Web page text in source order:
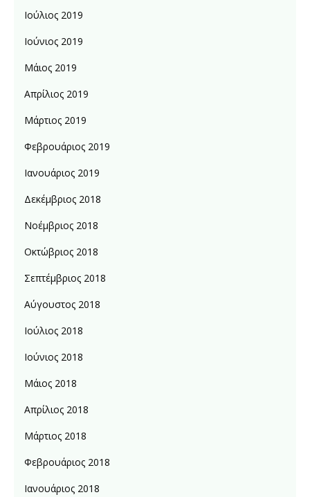
Ιούλιος 2019
Ιούνιος 2019
Μάιος 2019
Απρίλιος 2019
Μάρτιος 2019
Φεβρουάριος 2019
Ιανουάριος 2019
Δεκέμβριος 2018
Νοέμβριος 2018
Οκτώβριος 2018
Σεπτέμβριος 2018
Αύγουστος 2018
Ιούλιος 2018
Ιούνιος 2018
Μάιος 2018
Απρίλιος 2018
Μάρτιος 2018
Φεβρουάριος 2018
Ιανουάριος 2018